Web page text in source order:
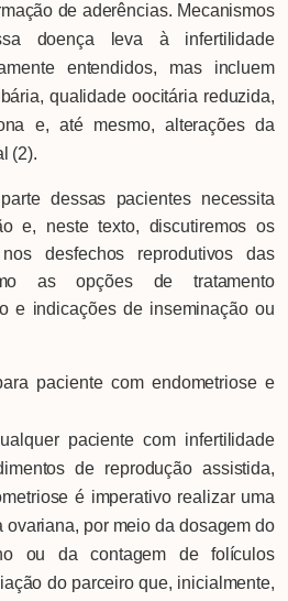
de aderências. Mecanismos
doença leva à infertilidade
entendidos, mas incluem
qualidade oocitária reduzida,
e, até mesmo, alterações da
(2).
pacientes necessita
e, neste texto, discutiremos os
desfechos reprodutivos das
as opções de tratamento
e indicações de inseminação ou
paciente com endometriose e
paciente com infertilidade
de reprodução assistida,
é imperativo realizar uma
ovariana, por meio da dosagem do
ou da contagem de folículos
do parceiro que, inicialmente,